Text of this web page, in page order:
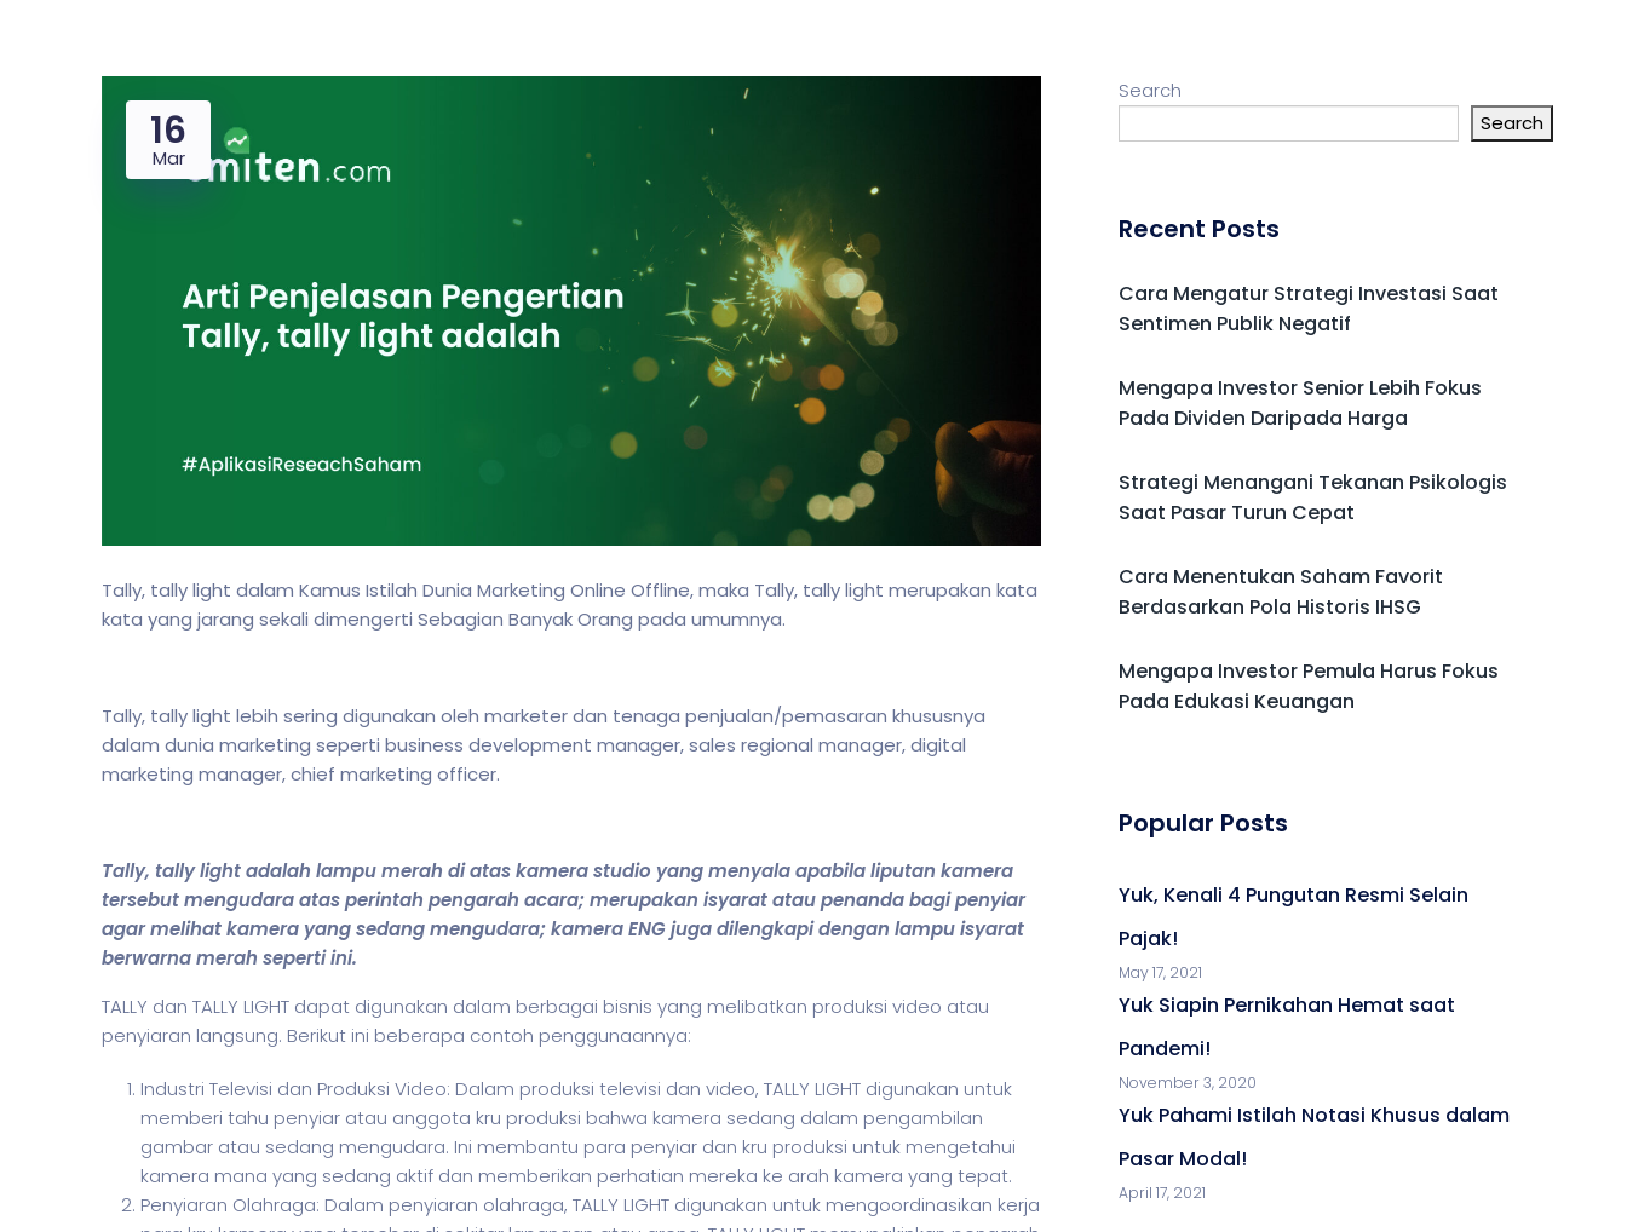
16
Mar
Tally, tally light dalam Kamus Istilah Dunia Marketing Online Offline, maka Tally, tally light merupakan kata
kata yang jarang sekali dimengerti Sebagian Banyak Orang pada umumnya.
Tally, tally light lebih sering digunakan oleh marketer dan tenaga penjualan/pemasaran khususnya
dalam dunia marketing seperti business development manager, sales regional manager, digital
marketing manager, chief marketing officer.
Tally, tally light adalah lampu merah di atas kamera studio yang menyala apabila liputan kamera
tersebut mengudara atas perintah pengarah acara; merupakan isyarat atau penanda bagi penyiar
agar melihat kamera yang sedang mengudara; kamera ENG juga dilengkapi dengan lampu isyarat
berwarna merah seperti ini.
TALLY dan TALLY LIGHT dapat digunakan dalam berbagai bisnis yang melibatkan produksi video atau
penyiaran langsung. Berikut ini beberapa contoh penggunaannya:
Industri Televisi dan Produksi Video: Dalam produksi televisi dan video, TALLY LIGHT digunakan untuk
memberi tahu penyiar atau anggota kru produksi bahwa kamera sedang dalam pengambilan
gambar atau sedang mengudara. Ini membantu para penyiar dan kru produksi untuk mengetahui
kamera mana yang sedang aktif dan memberikan perhatian mereka ke arah kamera yang tepat.
Penyiaran Olahraga: Dalam penyiaran olahraga, TALLY LIGHT digunakan untuk mengoordinasikan kerja
Search
Search
Recent Posts
Cara Mengatur Strategi Investasi Saat
Sentimen Publik Negatif
Mengapa Investor Senior Lebih Fokus
Pada Dividen Daripada Harga
Strategi Menangani Tekanan Psikologis
Saat Pasar Turun Cepat
Cara Menentukan Saham Favorit
Berdasarkan Pola Historis IHSG
Mengapa Investor Pemula Harus Fokus
Pada Edukasi Keuangan
Popular Posts
Yuk, Kenali 4 Pungutan Resmi Selain
Pajak!
May 17, 2021
Yuk Siapin Pernikahan Hemat saat
Pandemi!
November 3, 2020
Yuk Pahami Istilah Notasi Khusus dalam
Pasar Modal!
April 17, 2021